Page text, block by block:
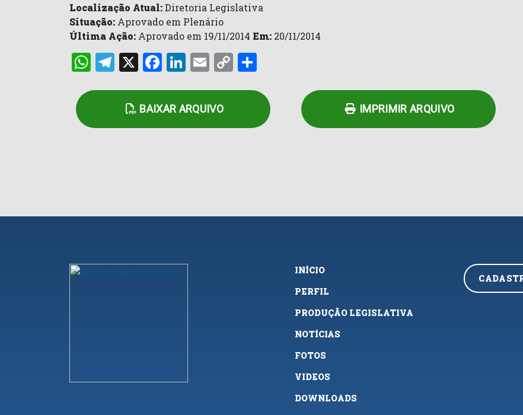
Localização Atual:Diretoria Legislativa
Situação: Aprovado em Plenário
Última Ação: Aprovado em 19/11/2014 Em: 20/11/2014
WhatsApp
Telegram
X Facebook
LinkedIn
Email
Copy
BAIXAR ARQUIVO IMPRIMIR ARQUIVO
INÍCIO
PERFIL
PRODUÇÃO LEGISLATIVA
NOTÍCIAS
FOTOS
VIDEOS
DOWNLOADS